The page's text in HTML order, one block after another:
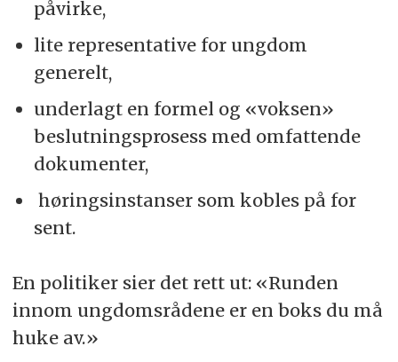
påvirke,
lite representative for ungdom
generelt,
underlagt en formel og «voksen»
beslutningsprosess med omfattende
dokumenter,
høringsinstanser som kobles på for
sent.
En politiker sier det rett ut: «Runden
innom ungdomsrådene er en boks du må
huke av.»